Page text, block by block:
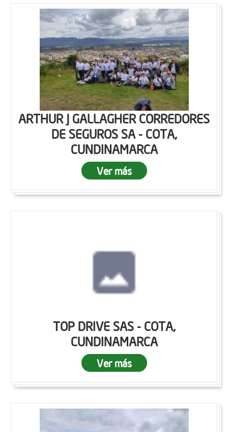
ARTHUR J GALLAGHER CORREDORES
DE SEGUROS SA - COTA,
CUNDINAMARCA
Ver más
TOP DRIVE SAS - COTA,
CUNDINAMARCA
Ver más